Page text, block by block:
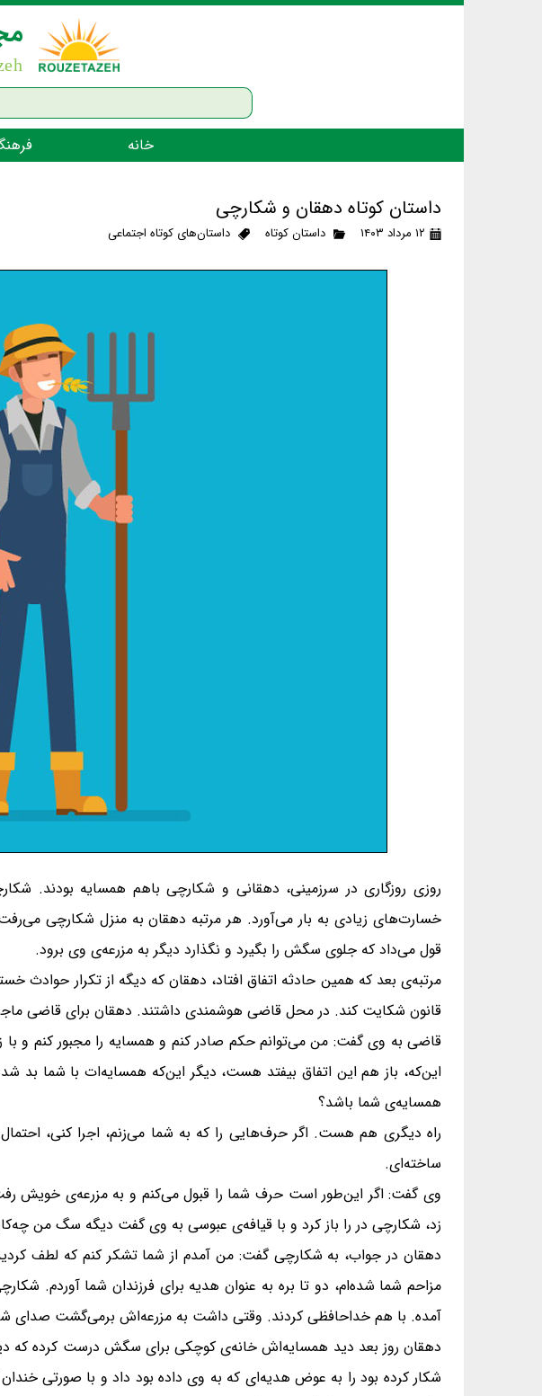
خانه
داستان کوتاه دهقان و شکارچی
۱۲ مرداد ۱۴۰۳ داستان کوتاه داستان‌های کوتاه اجتماعی
روزی روزگاری در سرزمینی، دهقانی و شکارچی باهم همسایه بودند.
خسارت‌های زیادی به بار می‌آورد. هر مرتبه دهقان به منزل شکارچی
قول می‌داد که جلوی سگش را بگیرد و نگذارد دیگر به مزرعه‌ی وی برود.
مرتبه‌ی بعد که همین حادثه اتفاق افتاد، دهقان که دیگه از تکرار
قانون شکایت کند. در محل قاضی هوشمندی داشتند. دهقان برای قاضی
قاضی به وی گفت: من می‌توانم حکم صادر کنم و همسایه را مجبور کنم و با
این‌که، باز هم این اتفاق بیفتد هست، دیگر این‌که همسایه‌ات با شما
همسایه‌ی شما باشد؟
راه دیگری هم هست. اگر حرف‌هایی را که به شما می‌زنم، اجرا کنی،
ساخته‌ای.
وی گفت: اگر این‌طور است حرف شما را قبول می‌کنم و به مزرعه‌ی خویش
زد، شکارچی در را باز کرد و با قیافه‌ی عبوسی به وی گفت دیگه سگ من
دهقان در جواب، به شکارچی گفت: من آمدم از شما تشکر کنم که لطف
مزاحم شما شده‌ام، دو تا بره به عنوان هدیه برای فرزندان شما آوردم.
آمده. با هم خداحافظی کردند. وقتی داشت به مزرعه‌اش برمی‌گشت صدای
دهقان روز بعد دید همسایه‌اش خانه‌ی کوچکی برای سگش درست کرده که
شکار کرده بود را به عوض هدیه‌ای که به وی داده بود داد و با صورتی